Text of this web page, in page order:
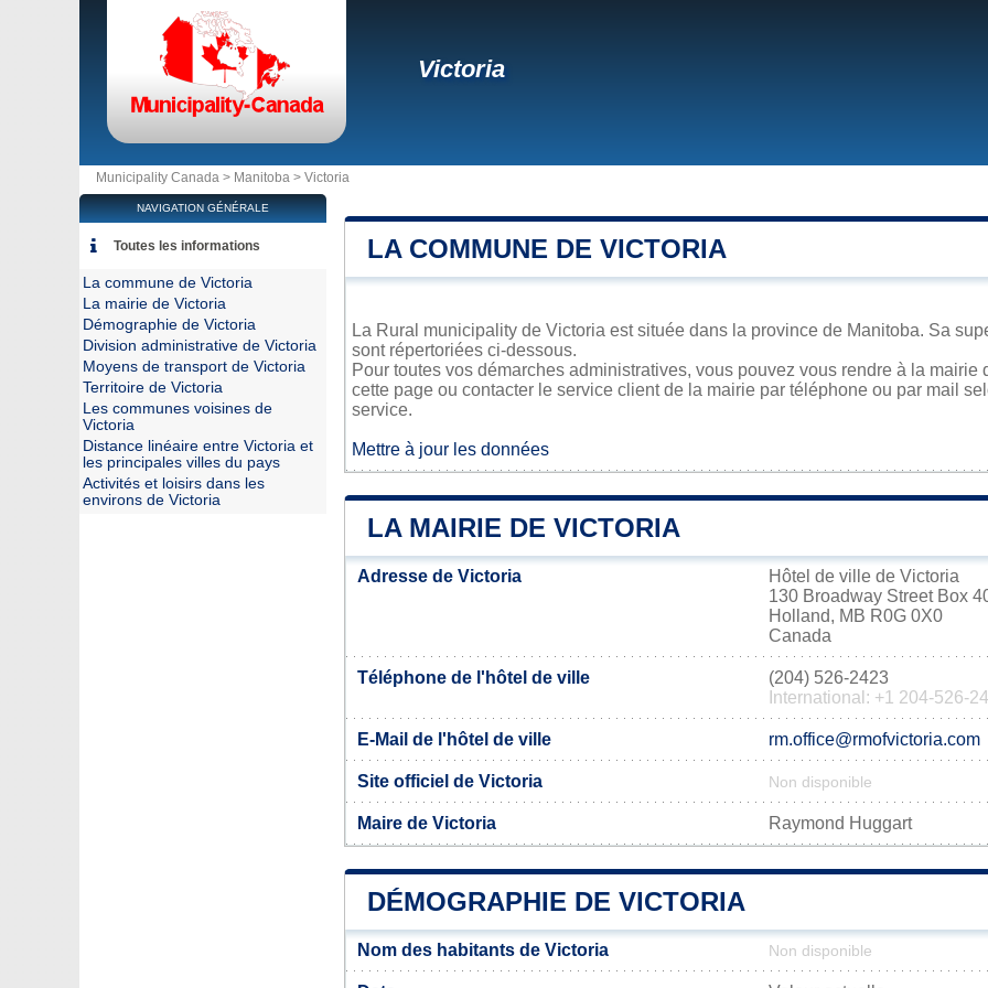
Victoria
Municipality Canada > Manitoba > Victoria
LA COMMUNE DE VICTORIA
La Rural municipality de Victoria est située dans la province de Manitoba. Sa
sont répertoriées ci-dessous.
Pour toutes vos démarches administratives, vous pouvez vous rendre à la
cette page ou contacter le service client de la mairie par téléphone ou par mail
service.
Mettre à jour les données
LA MAIRIE DE VICTORIA
Adresse de Victoria
Hôtel de ville de Victoria
130 Broadway Street Box
Holland, MB R0G 0X0
Canada
Téléphone de l'hôtel de ville
(204) 526-2423
International: +1 204-526-
E-Mail de l'hôtel de ville rm.office@rmofvictoria.com
Site officiel de Victoria Non disponible
Maire de Victoria Raymond Huggart
DÉMOGRAPHIE DE VICTORIA
Nom des habitants de Victoria Non disponible
NAVIGATION GÉNÉRALE
Toutes les informations
La commune de Victoria
La mairie de Victoria
Démographie de Victoria
Division administrative de Victoria
Moyens de transport de Victoria
Territoire de Victoria
Les communes voisines de
Victoria
Distance linéaire entre Victoria et
les principales villes du pays
Activités et loisirs dans les
environs de Victoria